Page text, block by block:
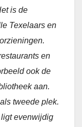
is de
Texelaars en
en
ook de
aan.
tweede plek.
evenwijdig